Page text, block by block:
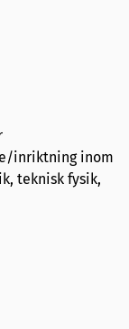
inriktning inom
teknisk fysik,